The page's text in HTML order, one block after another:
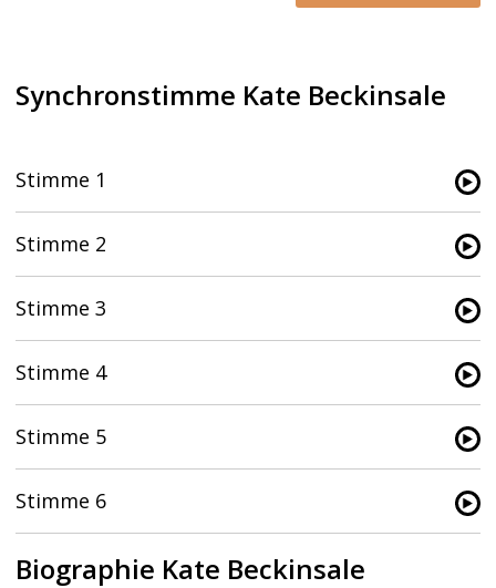
Synchronstimme Kate Beckinsale
Stimme 1
Stimme 2
Stimme 3
Stimme 4
Stimme 5
Stimme 6
Biographie Kate Beckinsale